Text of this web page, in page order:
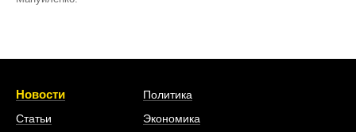
Новости
Статьи
Политика
Экономика